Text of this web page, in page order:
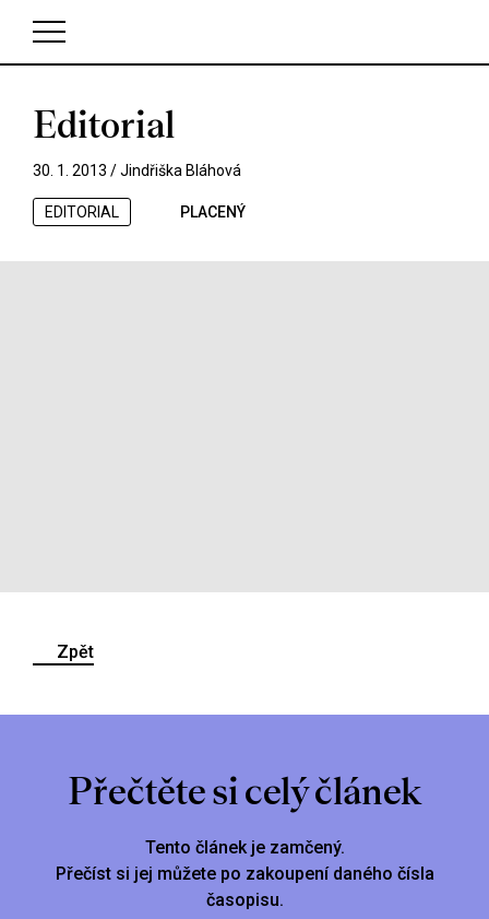
Editorial
30. 1. 2013 /Jindřiška Bláhová
EDITORIAL PLACENÝ
Zpět
Přečtěte si celý článek
Tento článek je zamčený.
Přečíst si jej můžete po zakoupení daného čísla
časopisu.